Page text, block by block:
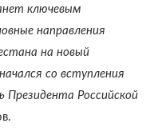
ключевым
направления
на новый
со вступления
Российской